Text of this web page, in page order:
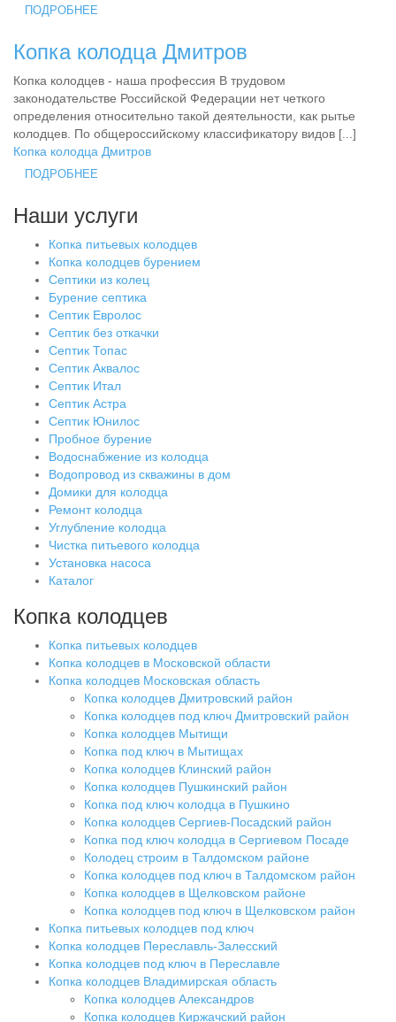
ПОДРОБНЕЕ
Копка колодца Дмитров
Копка колодцев - наша профессия В трудовом
законодательстве Российской Федерации нет четкого
определения относительно такой деятельности, как рытье
колодцев. По общероссийскому классификатору видов [...]
Копка колодца Дмитров
ПОДРОБНЕЕ
Наши услуги
Копка питьевых колодцев
Копка колодцев бурением
Септики из колец
Бурение септика
Септик Евролос
Септик без откачки
Септик Топас
Септик Аквалос
Септик Итал
Септик Астра
Септик Юнилос
Пробное бурение
Водоснабжение из колодца
Водопровод из скважины в дом
Домики для колодца
Ремонт колодца
Углубление колодца
Чистка питьевого колодца
Установка насоса
Каталог
Копка колодцев
Копка питьевых колодцев
Копка колодцев в Московской области
Копка колодцев Московская область
Копка колодцев Дмитровский район
Копка колодцев под ключ Дмитровский район
Копка колодцев Мытищи
Копка под ключ в Мытищах
Копка колодцев Клинский район
Копка колодцев Пушкинский район
Копка под ключ колодца в Пушкино
Копка колодцев Сергиев-Посадский район
Копка под ключ колодца в Сергиевом Посаде
Колодец строим в Талдомском районе
Копка колодцев под ключ в Талдомском район
Копка колодцев в Щелковском районе
Копка колодцев под ключ в Щелковском район
Копка питьевых колодцев под ключ
Копка колодцев Переславль-Залесский
Копка колодцев под ключ в Переславле
Копка колодцев Владимирская область
Копка колодцев Александров
Копка колодцев Киржачский район